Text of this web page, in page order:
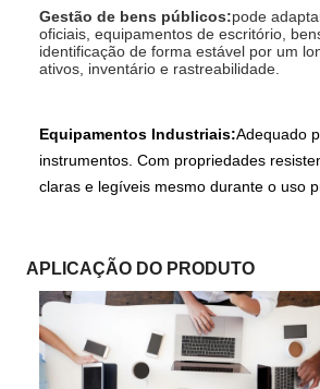
Gestão de bens públicos:pode
oficiais, equipamentos de escritório,
identificação de forma estável por um
ativos, inventário e rastreabilidade.
Equipamentos Industriais:Adequado
instrumentos. Com propriedades
claras e legíveis mesmo durante o uso
APLICAÇÃO DO PRODUTO